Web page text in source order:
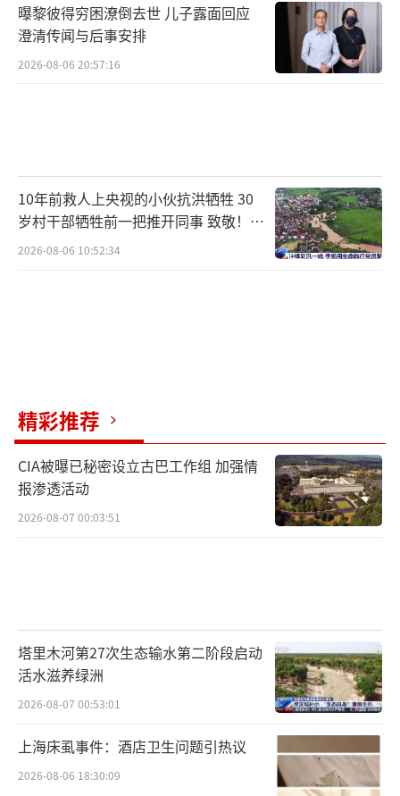
曝黎彼得穷困潦倒去世 儿子露面回应
澄清传闻与后事安排
2026-08-06 20:57:16
10年前救人上央视的小伙抗洪牺牲 30
岁村干部牺牲前一把推开同事 致敬！送
别！
2026-08-06 10:52:34
精彩推荐
CIA被曝已秘密设立古巴工作组 加强情
报渗透活动
2026-08-07 00:03:51
塔里木河第27次生态输水第二阶段启动
活水滋养绿洲
2026-08-07 00:53:01
上海床虱事件：酒店卫生问题引热议
2026-08-06 18:30:09